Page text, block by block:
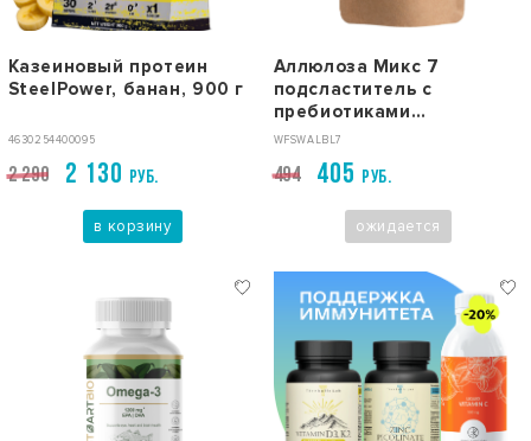
Казеиновый протеин
SteelPower, банан, 900 г
4630254400095
2 290 2 130 РУБ.
в корзину
Аллюлоза Микс 7
подсластитель с
пребиотиками
WOWFOODS, 350 г
WFSWALBL7
494 405 РУБ.
ожидается